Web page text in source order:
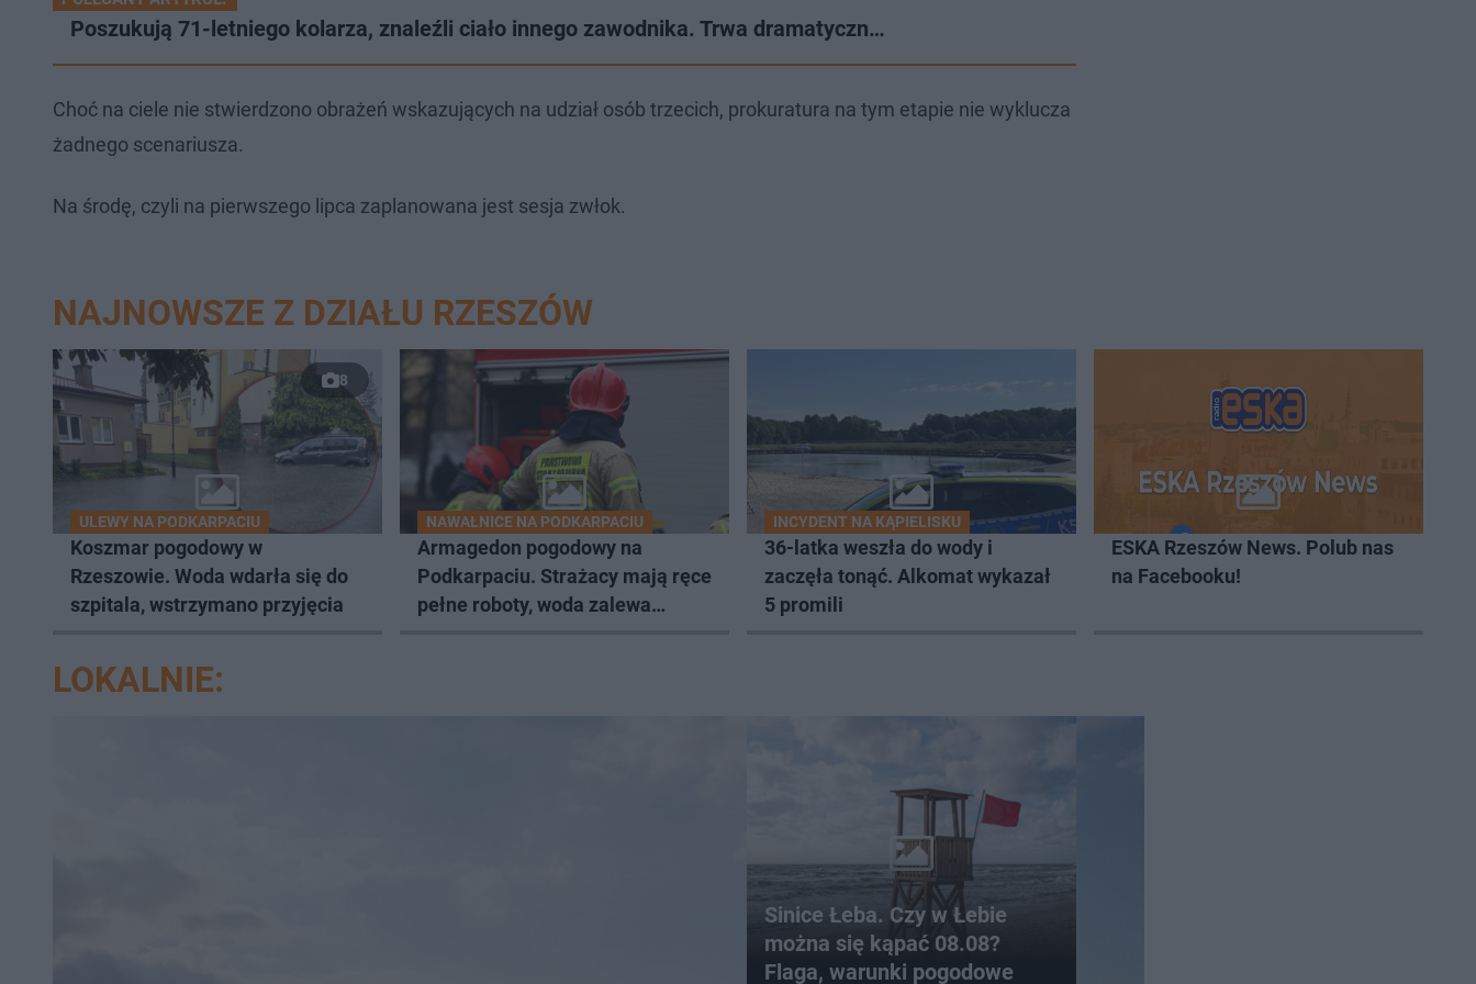
Poszukują 71-letniego kolarza, znaleźli ciało innego zawodnika. Trwa dramatyczn…
Choć na ciele nie stwierdzono obrażeń wskazujących na udział osób trzecich, prokuratura na tym etapie nie wyklucza
żadnego scenariusza.
Na środę, czyli na pierwszego lipca zaplanowana jest sesja zwłok.
NAJNOWSZE Z DZIAŁU RZESZÓW
8
ULEWY NA PODKARPACIU
Koszmar pogodowy w
Rzeszowie. Woda wdarła się do
szpitala, wstrzymano przyjęcia
NAWAŁNICE NA PODKARPACIU
Armagedon pogodowy na
Podkarpaciu. Strażacy mają ręce
pełne roboty, woda zalewa
INCYDENT NA KĄPIELISKU
36-latka weszła do wody i
zaczęła tonąć. Alkomat wykazał
5 promili
ESKA Rzeszów News. Polub nas
na Facebooku!
LOKALNIE:
Sinice Łeba. Czy w Łebie
można się kąpać 08.08?
Flaga, warunki pogodowe